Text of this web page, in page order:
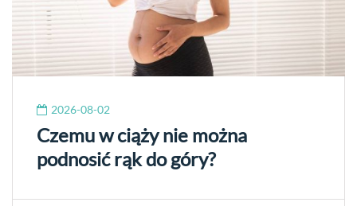
2026-08-02
Czemu w ciąży nie można
podnosić rąk do góry?